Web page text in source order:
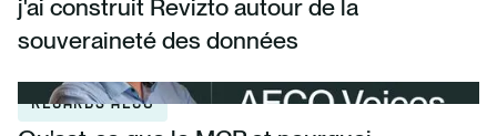
j'ai construit Revizto autour de la
souveraineté des données
REGARDS AECO